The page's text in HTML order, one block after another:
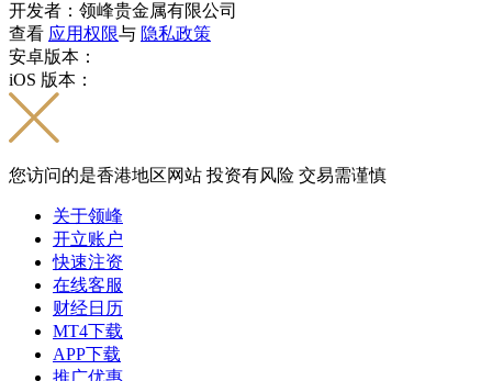
开发者：领峰贵金属有限公司
查看 应用权限与 隐私政策
安卓版本：
iOS 版本：
您访问的是香港地区网站 投资有风险 交易需谨慎
关于领峰
开立账户
快速注资
在线客服
财经日历
MT4下载
APP下载
推广优惠